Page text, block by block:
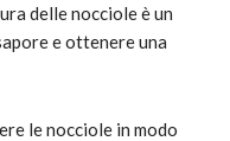
delle nocciole è un
e ottenere una
le nocciole in modo